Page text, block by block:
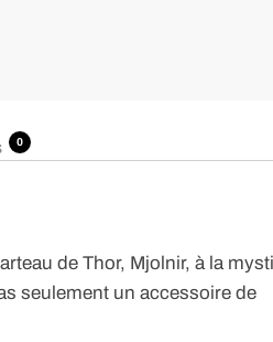
0
de Thor, Mjolnir, à la
seulement un accessoire de